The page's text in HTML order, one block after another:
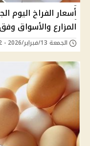
أسعار الفراخ اليوم
المزارع والأسواق
الجمعة 13/فبراير/2026 - 11:12 ص